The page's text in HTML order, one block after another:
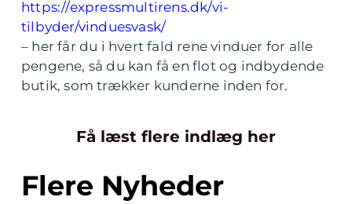
https://expressmultirens.dk/vi-
tilbyder/vinduesvask/
– her får du i hvert fald rene vinduer for alle
pengene, så du kan få en flot og indbydende
butik, som trækker kunderne inden for.
Få læst flere indlæg her
Flere Nyheder